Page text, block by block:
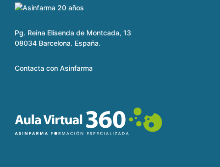
Pg. Reina Elisenda de Montcada, 13
08034 Barcelona. España.
Contacta con Asinfarma